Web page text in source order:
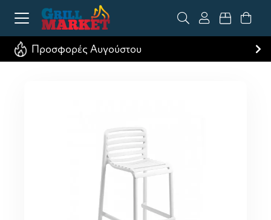
Προσφορές Αυγούστου